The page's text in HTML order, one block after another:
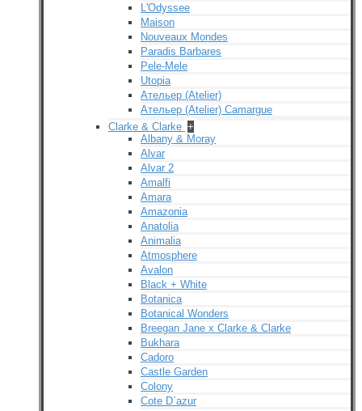
L'Odyssee
Maison
Nouveaux Mondes
Paradis Barbares
Pele-Mele
Utopia
Ательер (Atelier)
Ательер (Atelier) Camargue
Clarke & Clarke +
Albany & Moray
Alvar
Alvar 2
Amalfi
Amara
Amazonia
Anatolia
Animalia
Atmosphere
Avalon
Black + White
Botanica
Botanical Wonders
Breegan Jane x Clarke & Clarke
Bukhara
Cadoro
Castle Garden
Colony
Cote D`azur